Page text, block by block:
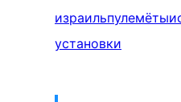
израильпулемёты
установки